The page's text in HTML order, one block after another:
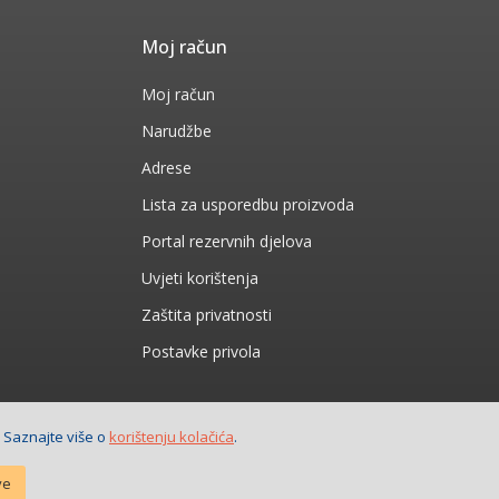
Moj račun
Moj račun
Narudžbe
Adrese
Lista za usporedbu proizvoda
Portal rezervnih djelova
Uvjeti korištenja
Zaštita privatnosti
Postavke privola
više o korištenju kolačića.